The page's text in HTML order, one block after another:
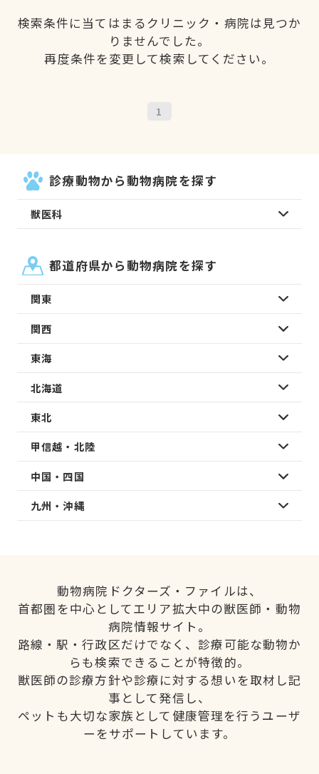
検索条件に当てはまるクリニック・病院は見つか
りませんでした。
再度条件を変更して検索してください。
1
診療動物から動物病院を探す
獣医科
都道府県から動物病院を探す
関東
関西
東海
北海道
東北
甲信越・北陸
中国・四国
九州・沖縄
動物病院ドクターズ・ファイルは、
首都圏を中心としてエリア拡大中の獣医師・動物
病院情報サイト。
路線・駅・行政区だけでなく、診療可能な動物か
らも検索できることが特徴的。
獣医師の診療方針や診療に対する想いを取材し記
事として発信し、
ペットも大切な家族として健康管理を行うユーザ
ーをサポートしています。